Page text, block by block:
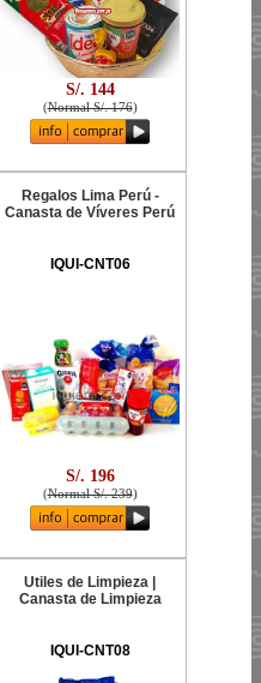
S/. 144
(Normal S/. 176)
Regalos Lima Perú -
Canasta de Víveres Perú
IQUI-CNT06
S/. 196
(Normal S/. 239)
Utiles de Limpieza |
Canasta de Limpieza
IQUI-CNT08